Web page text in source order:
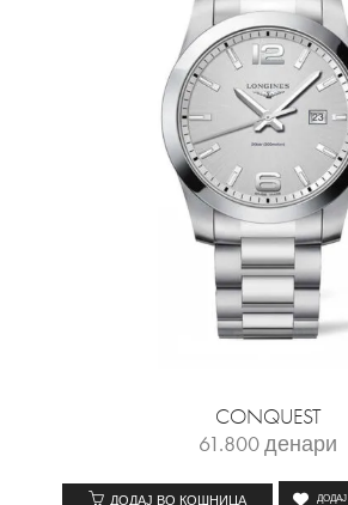
CONQUEST
61.800денари
ДОДАЈ ВО КОШНИЦА